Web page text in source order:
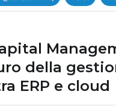
della
ERP e cloud